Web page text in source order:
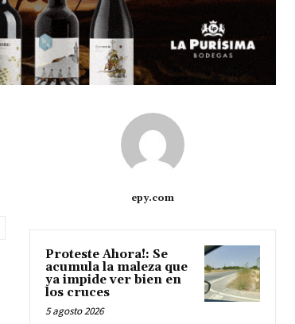
epy.com
Proteste Ahora!: Se
acumula la maleza que
ya impide ver bien en
los cruces
5 agosto 2026